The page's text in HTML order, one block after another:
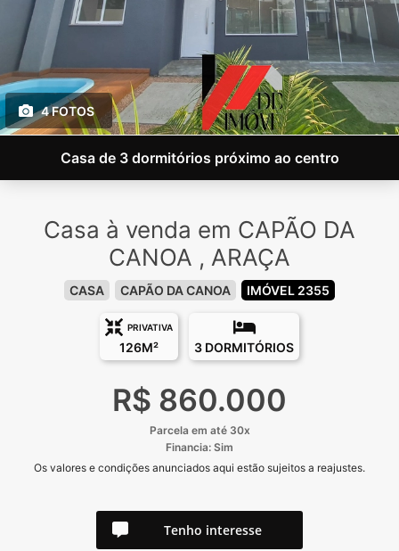
4 FOTOS
Casa de 3 dormitórios próximo ao centro
Casa à venda em CAPÃO DA
CANOA , ARAÇA
CASA CAPÃO DA CANOA IMÓVEL 2355
PRIVATIVA
126M² 3 DORMITÓRIOS
R$ 860.000
Parcela em até 30x
Financia: Sim
Os valores e condições anunciados aqui estão sujeitos a reajustes.
Tenho interesse